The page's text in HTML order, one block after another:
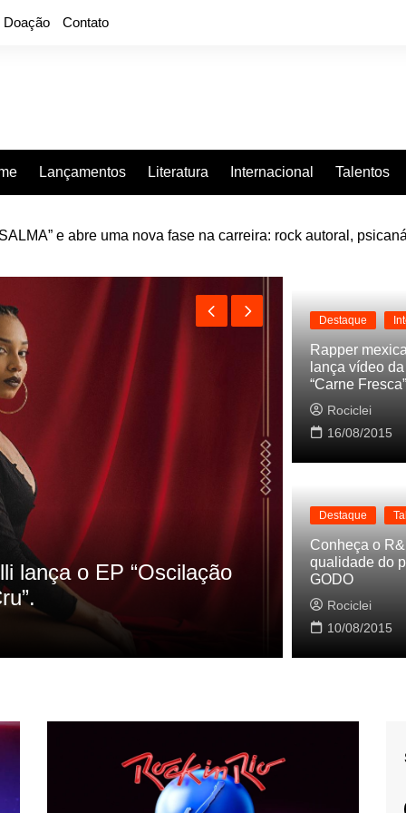
Doação Contato
Lançamentos Literatura Internacional Talentos
e abre uma nova fase na carreira: rock autoral,
“Projeção”, de 2010, nas plataformas digitais
referencias do clipe de
Destaque
Cynthia
Baleiro
Rociclei
Destaque
Rapper
lança vídeo
“Carne Fresca”
Rociclei
16/08/2015
Destaque
Conheça o
qualidade do
GODO
Rociclei
10/08/2015